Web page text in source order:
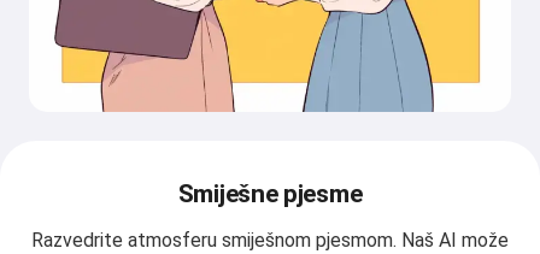
Smiješne pjesme
Razvedrite atmosferu smiješnom pjesmom. Naš AI može